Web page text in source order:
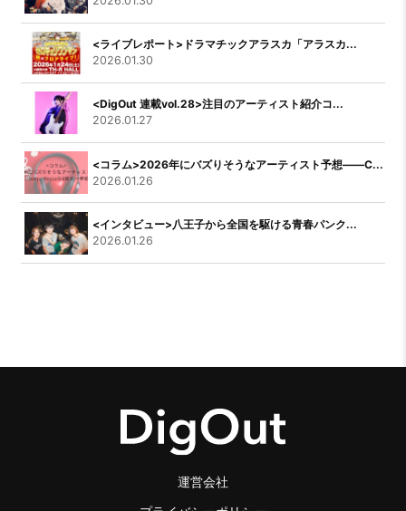
<ライブレポート>ドラマチックアラスカ「アラスカ...
2026.01.30
<DigOut 連載vol.28>注目のアーティスト紹介コ...
2026.01.27
<コラム>2026年にバズりそうなアーティスト予想――C...
2026.01.26
<インタビュー>八王子から全国を駆ける青春パンク...
2026.01.26
運営会社